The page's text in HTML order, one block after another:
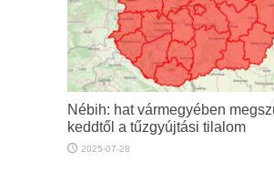
Nébih: hat vármegyében
keddtől a tűzgyújtási tilalom
2025-07-28